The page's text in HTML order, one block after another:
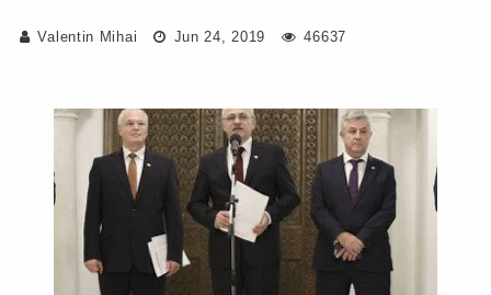
Valentin Mihai Jun 24, 2019 46637